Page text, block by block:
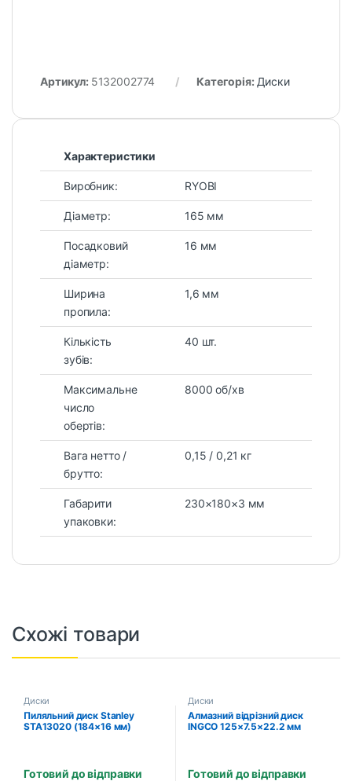
Артикул: 5132002774 Категорія: Диски
Характеристики
Виробник: RYOBI
Діаметр: 165 мм
Посадковий
діаметр:
16 мм
Ширина
пропила:
1,6 мм
Кількість
зубів:
40 шт.
Максимальне
число
обертів:
8000 об/хв
Вага нетто /
брутто:
0,15 / 0,21 кг
Габарити
упаковки:
230×180×3 мм
Схожі товари
Диски
Пиляльний диск Stanley
STA13020 (184×16 мм)
Готовий до відправки
Диски
Алмазний відрізний диск
INGCO 125×7.5×22.2 мм
Готовий до відправки